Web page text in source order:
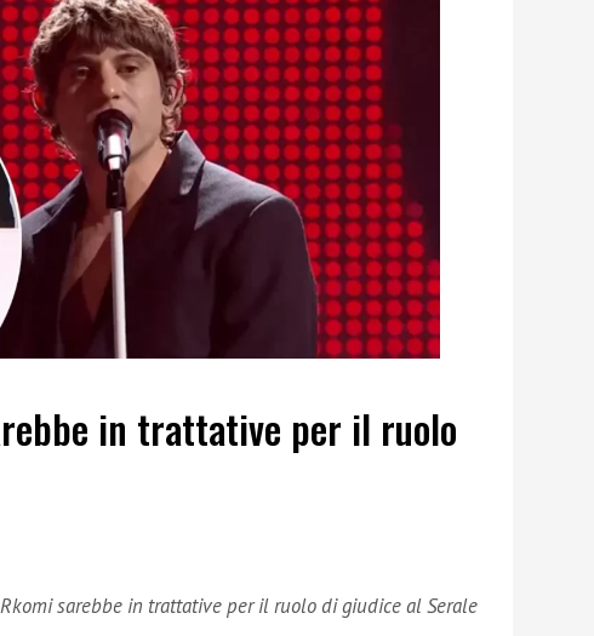
in trattative per il ruolo
sarebbe in trattative per il ruolo di giudice al Serale